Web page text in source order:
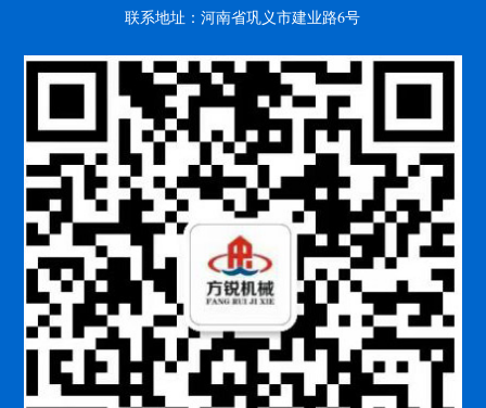
联系地址：河南省巩义市建业路6号